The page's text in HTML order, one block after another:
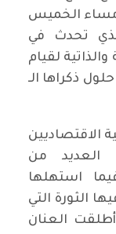
مساء الخميس
تحدث في
لقيام
في مناسبة حلول ذكراها الـ
الاقتصاديين
العديد من
استهلها
الثورة التي
العنان